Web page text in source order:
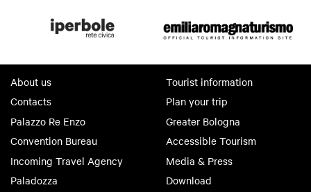
About us
Contacts
Palazzo Re Enzo
Convention Bureau
Incoming Travel Agency
Paladozza
Tourist information
Plan your trip
Greater Bologna
Accessible Tourism
Media & Press
Download